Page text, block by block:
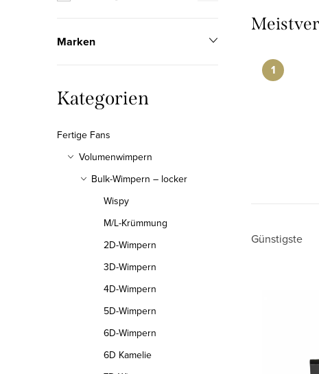
l
e
s
e
Marken
Kategorien
überspringen
Kategorien
Fertige Fans
Volumenwimpern
Bulk-Wimpern – locker
Wispy
M/L-Krümmung
2D-Wimpern
3D-Wimpern
4D-Wimpern
5D-Wimpern
6D-Wimpern
6D Kamelie
P
Günstigste